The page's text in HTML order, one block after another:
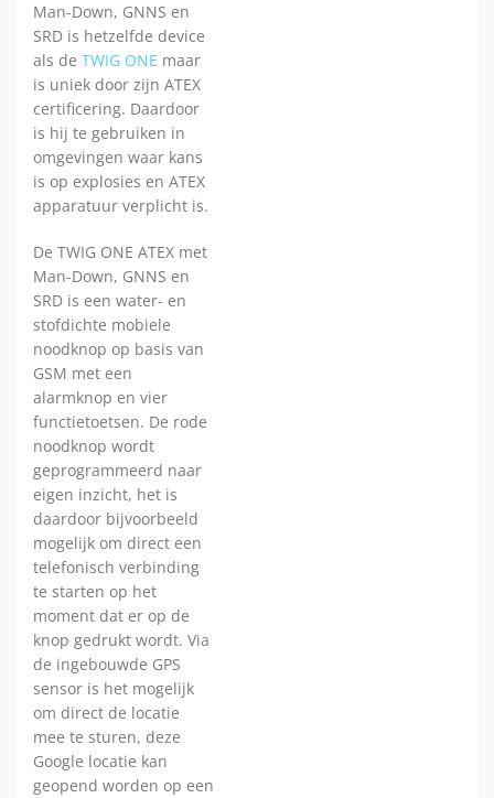
Man-Down, GNNS en
SRD is hetzelfde device
als de TWIG ONE maar
is uniek door zijn ATEX
certificering. Daardoor
is hij te gebruiken in
omgevingen waar kans
is op explosies en ATEX
apparatuur verplicht is.
De TWIG ONE ATEX met
Man-Down, GNNS en
SRD is een water- en
stofdichte mobiele
noodknop op basis van
GSM met een
alarmknop en vier
functietoetsen. De rode
noodknop wordt
geprogrammeerd naar
eigen inzicht, het is
daardoor bijvoorbeeld
mogelijk om direct een
telefonisch verbinding
te starten op het
moment dat er op de
knop gedrukt wordt. Via
de ingebouwde GPS
sensor is het mogelijk
om direct de locatie
mee te sturen, deze
Google locatie kan
geopend worden op een